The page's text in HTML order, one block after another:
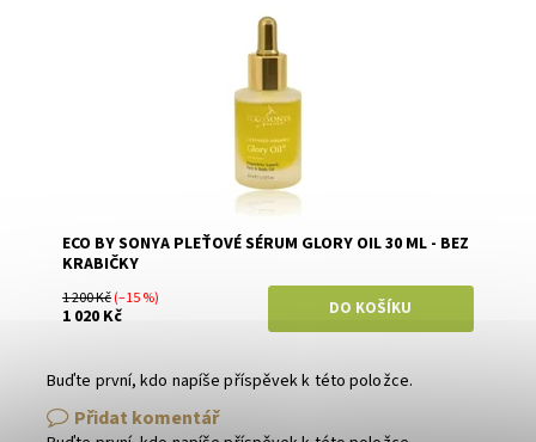
ECO BY SONYA PLEŤOVÉ SÉRUM GLORY OIL 30 ML - BEZ
KRABIČKY
1 200 Kč(–15 %)
1 020 Kč
Buďte první, kdo napíše příspěvek k této položce.
Přidat komentář